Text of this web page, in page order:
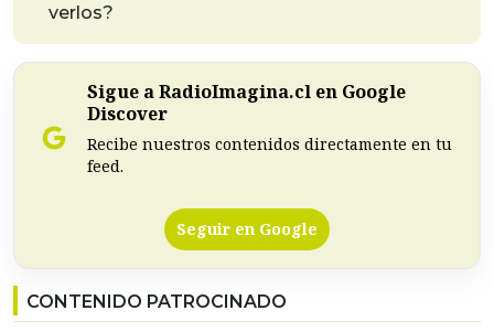
verlos?
Sigue a RadioImagina.cl en Google
Discover
Recibe nuestros contenidos directamente en tu
feed.
Seguir en Google
CONTENIDO PATROCINADO